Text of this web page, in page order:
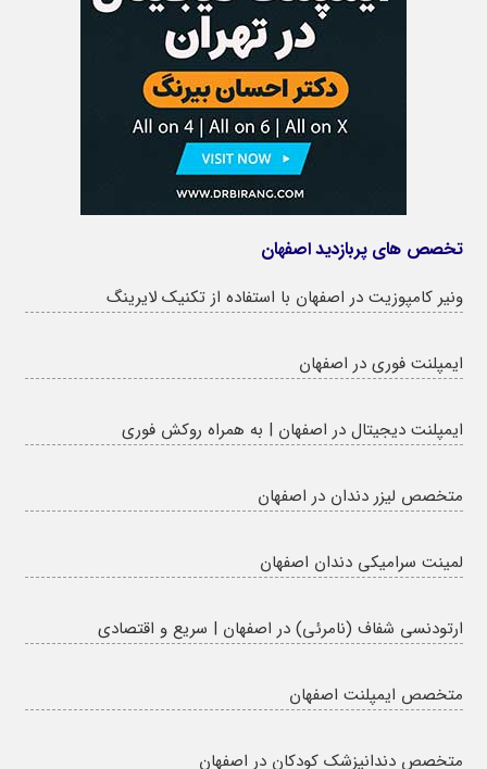
تخصص های پربازدید اصفهان
ونیر کامپوزیت در اصفهان با استفاده از تکنیک لایرینگ
ایمپلنت فوری در اصفهان
ایمپلنت دیجیتال در اصفهان | به همراه روکش فوری
متخصص لیزر دندان در اصفهان
لمینت سرامیکی دندان اصفهان
ارتودنسی شفاف (نامرئی) در اصفهان | سریع و اقتصادی
متخصص ایمپلنت اصفهان
متخصص دندانپزشک کودکان در اصفهان